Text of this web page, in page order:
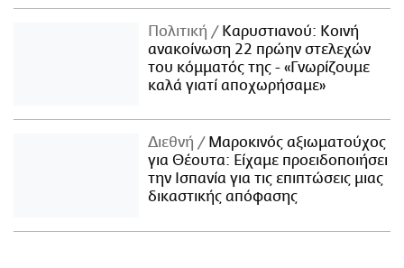
Πολιτική
Καρυστιανού: Κοινή
ανακοίνωση 22 πρώην στελεχών
του κόμματός της - «Γνωρίζουμε
καλά γιατί αποχωρήσαμε»
Διεθνή
Μαροκινός αξιωματούχος
για Θέουτα: Είχαμε προειδοποιήσει
την Ισπανία για τις επιπτώσεις μιας
δικαστικής απόφασης